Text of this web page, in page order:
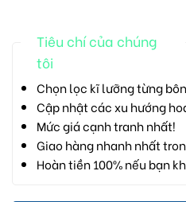
Tiêu chí của chúng
tôi
Chọn lọc kĩ lưỡng từng
Cập nhật các xu hướng
Mức giá cạnh tranh nhất!
Giao hàng nhanh nhất
Hoàn tiền 100% nếu bạn